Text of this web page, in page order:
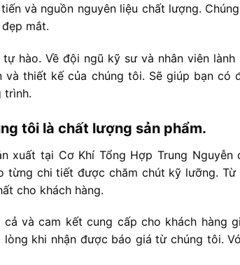
và nguồn nguyên liệu chất lượng.
mắt.
hào. Về đội ngũ kỹ sư và nhân viên lành
thiết kế của chúng tôi. Sẽ giúp bạn có
trình.
tôi là chất lượng sản phẩm.
xuất tại Cơ Khí Tổng Hợp Trung Nguyễn
từng chi tiết được chăm chút kỹ lưỡng.
cho khách hàng.
và cam kết cung cấp cho khách hàng
khi nhận được báo giá từ chúng tôi.